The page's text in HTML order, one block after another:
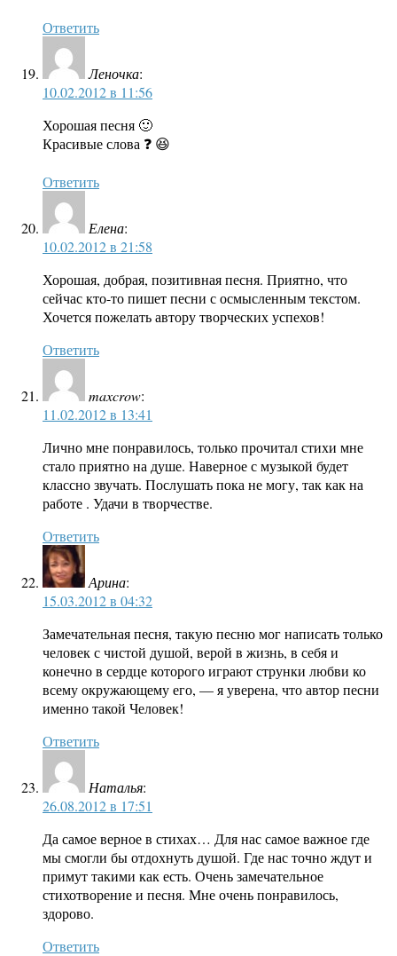
Ответить
Леночка:
10.02.2012 в 11:56
Хорошая песня 🙂
Красивые слова ❓ 😆
Ответить
Елена:
10.02.2012 в 21:58
Хорошая, добрая, позитивная песня. Приятно, что
сейчас кто-то пишет песни с осмысленным текстом.
Хочется пожелать автору творческих успехов!
Ответить
maxcrow:
11.02.2012 в 13:41
Лично мне понравилось, только прочитал стихи мне
стало приятно на душе. Наверное с музыкой будет
классно звучать. Послушать пока не могу, так как на
работе . Удачи в творчестве.
Ответить
Арина:
15.03.2012 в 04:32
Замечательная песня, такую песню мог написать только
человек с чистой душой, верой в жизнь, в себя и
конечно в сердце которого играют струнки любви ко
всему окружающему его, — я уверена, что автор песни
именно такой Человек!
Ответить
Наталья:
26.08.2012 в 17:51
Да самое верное в стихах… Для нас самое важное где
мы смогли бы отдохнуть душой. Где нас точно ждут и
примут такими как есть. Очень замечательное
стихотворение и песня. Мне очень понравилось,
здорово.
Ответить